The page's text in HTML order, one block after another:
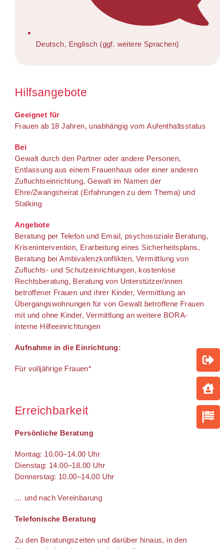
Deutsch, Englisch (ggf. weitere Sprachen)
Hilfsangebote
Geeignet für
Frauen ab 18 Jahren, unabhängig vom Aufenthaltsstatus
Bei
Gewalt durch den Partner oder andere Personen,
Entlassung aus einem Frauenhaus oder einer anderen
Zufluchtseinrichtung, Gewalt im Namen der
Ehre/Zwangsheirat (Erfahrungen zu dem Thema) und
Stalking
Angebote
Beratung per Telefon und Email, psychosoziale Beratung,
Krisenintervention, Erarbeitung eines Sicherheitsplans,
Beratung bei Ambivalenzkonflikten, Vermittlung von
Zufluchts- und Schutzeinrichtungen, kostenlose
Rechtsberatung, Beratung von Unterstützer/innen
betroffener Frauen und ihrer Kinder, Vermittlung an
Übergangswohnungen für von Gewalt betroffene Frauen
mit und ohne Kinder, Vermittlung an weitere BORA-
interne Hilfeeinrichtungen
Aufnahme in die Einrichtung:
Für volljährige Frauen*
Erreichbarkeit
Persönliche Beratung
Montag: 10.00–14.00 Uhr
Dienstag: 14.00–18.00 Uhr
Donnerstag: 10.00–14.00 Uhr
… und nach Vereinbarung
Telefonische Beratung
Zu den Beratungszeiten und darüber hinaus, in den